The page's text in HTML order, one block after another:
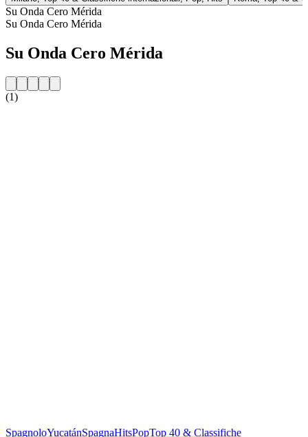
Su Onda Cero Mérida
Su Onda Cero Mérida
Su Onda Cero Mérida
(1)
SpagnoloYucatánSpagnaHitsPopTop 40 & Classifiche